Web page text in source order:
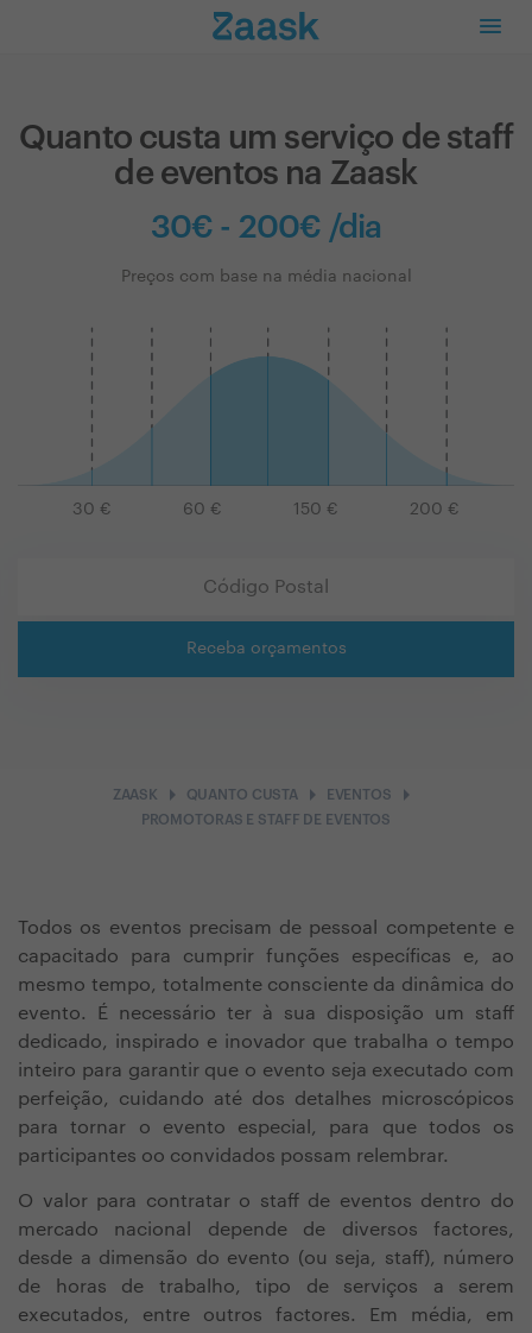
Quanto custa um serviço de staff
de eventos na Zaask
30€ - 200€ /dia
Preços com base na média nacional
30 € 60 € 150 € 200 €
Receba orçamentos
ZAASK arrow_right QUANTO CUSTA arrow_right EVENTOS arrow_right
PROMOTORAS E STAFF DE EVENTOS
Todos os eventos precisam de pessoal competente e
capacitado para cumprir funções específicas e, ao
mesmo tempo, totalmente consciente da dinâmica do
evento. É necessário ter à sua disposição um staff
dedicado, inspirado e inovador que trabalha o tempo
inteiro para garantir que o evento seja executado com
perfeição, cuidando até dos detalhes microscópicos
para tornar o evento especial, para que todos os
participantes oo convidados possam relembrar.
O valor para contratar o staff de eventos dentro do
mercado nacional depende de diversos factores,
desde a dimensão do evento (ou seja, staff), número
de horas de trabalho, tipo de serviços a serem
executados, entre outros factores. Em média, em